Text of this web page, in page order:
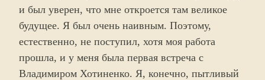
и был уверен, что мне откроется там великое
будущее. Я был очень наивным. Поэтому,
естественно, не поступил, хотя моя работа
прошла, и у меня была первая встреча с
Владимиром Хотиненко. Я, конечно, пытливый